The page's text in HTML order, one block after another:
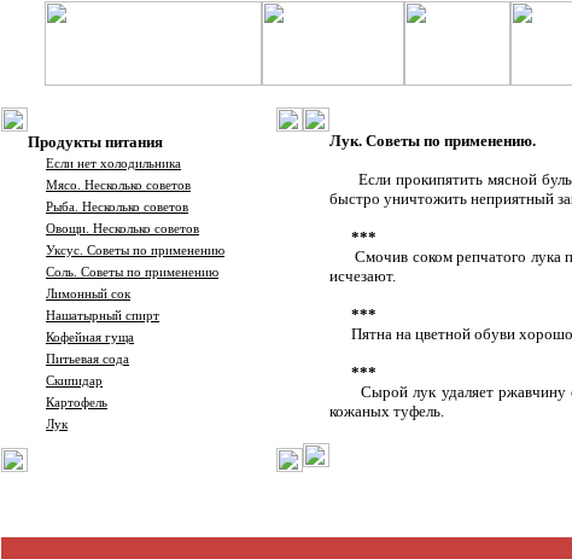
Продукты питания
Если нет холодильника
Мясо. Несколько советов
Рыба. Несколько советов
Овощи. Несколько советов
Уксус. Советы по применению
Соль. Советы по применению
Лимонный сок
Нашатырный спирт
Кофейная гуща
Питьевая сода
Скипидар
Картофель
Лук
Лук. Советы по применению.
Если прокипятить мясной
быстро уничтожить неприятный
***
Смочив соком репчатого лука
исчезают.
***
Пятна на цветной обуви
***
Сырой лук удаляет ржавчину с
кожаных туфель.